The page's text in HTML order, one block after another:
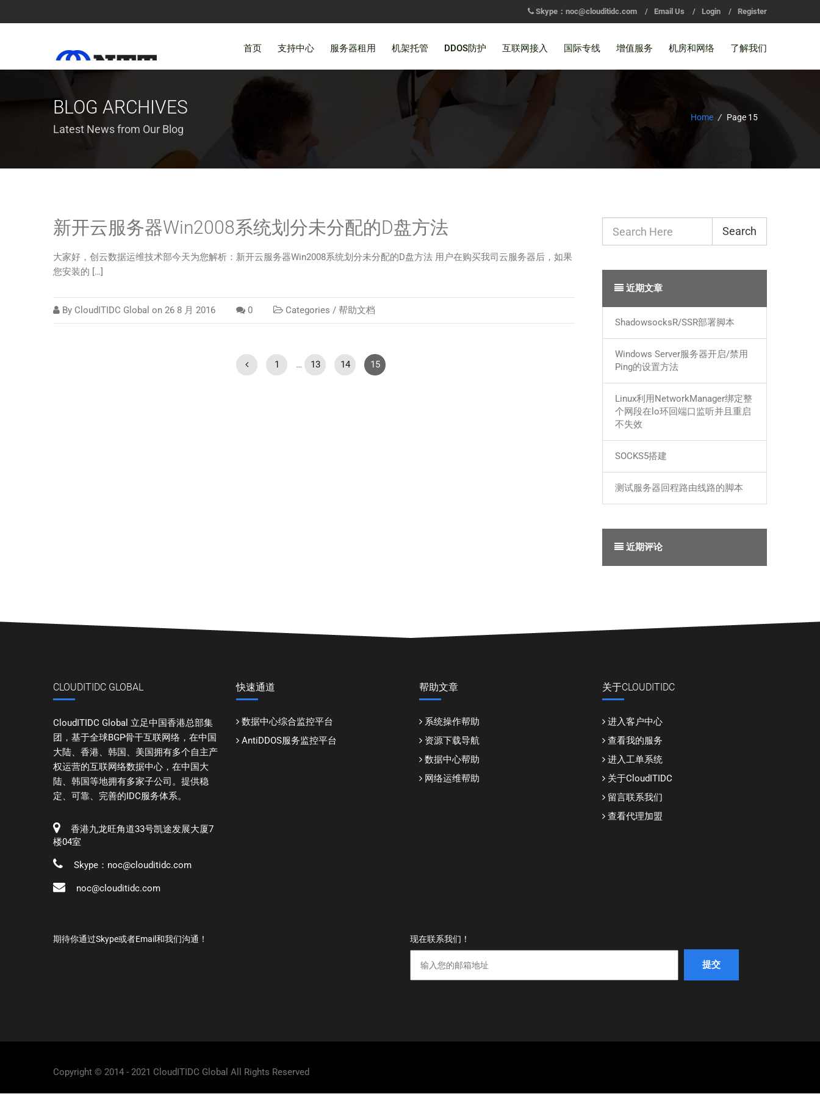
Skype：noc@clouditidc.com / Email Us / Login / Register
首页 支持中心 服务器租用 机架托管 DDOS防护 互联网接入 国际专线 增值服务 机房和网络 了解我们
BLOG ARCHIVES
Latest News from Our Blog
Home / Page 15
新开云服务器Win2008系统划分未分配的D盘方法
大家好，创云数据运维技术部今天为您解析：新开云服务器Win2008系统划分未分配的D盘方法 用户在购买我司云服务器后，如果
您安装的 […]
By CloudITIDC Global on 26 8 月 2016 0 Categories / 帮助文档
1 … 13 14 15
Search
近期文章
ShadowsocksR/SSR部署脚本
Windows Server服务器开启/禁用
Ping的设置方法
Linux利用NetworkManager绑定整
个网段在lo环回端口监听并且重启
不失效
SOCKS5搭建
测试服务器回程路由线路的脚本
近期评论
CLOUDITIDC GLOBAL
CloudITIDC Global 立足中国香港总部集
团，基于全球BGP骨干互联网络，在中国
大陆、香港、韩国、美国拥有多个自主产
权运营的互联网络数据中心，在中国大
陆、韩国等地拥有多家子公司。提供稳
定、可靠、完善的IDC服务体系。
香港九龙旺角道33号凯途发展大厦7
楼04室
Skype：noc@clouditidc.com
noc@clouditidc.com
快速通道
数据中心综合监控平台
AntiDDOS服务监控平台
帮助文章
系统操作帮助
资源下载导航
数据中心帮助
网络运维帮助
关于CLOUDITIDC
进入客户中心
查看我的服务
进入工单系统
关于CloudITIDC
留言联系我们
查看代理加盟
期待你通过Skype或者Email和我们沟通！ 现在联系我们！
Copyright © 2014 - 2021 CloudITIDC Global All Rights Reserved